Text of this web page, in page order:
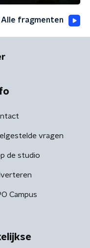
Alle fragmenten
vragen
de studio
Campus